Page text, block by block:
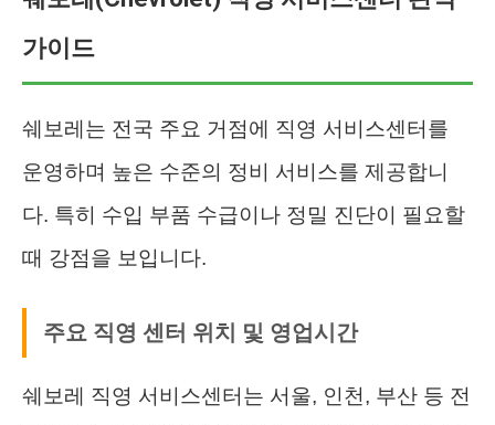
가이드
쉐보레는 전국 주요 거점에 직영 서비스센터를
운영하며 높은 수준의 정비 서비스를 제공합니
다. 특히 수입 부품 수급이나 정밀 진단이 필요할
때 강점을 보입니다.
주요 직영 센터 위치 및 영업시간
쉐보레 직영 서비스센터는 서울, 인천, 부산 등 전